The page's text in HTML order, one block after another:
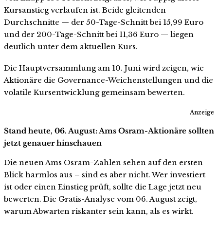
Kursanstieg verlaufen ist. Beide gleitenden
Durchschnitte — der 50-Tage-Schnitt bei 15,99 Euro
und der 200-Tage-Schnitt bei 11,36 Euro — liegen
deutlich unter dem aktuellen Kurs.
Die Hauptversammlung am 10. Juni wird zeigen, wie
Aktionäre die Governance-Weichenstellungen und die
volatile Kursentwicklung gemeinsam bewerten.
Anzeige
Stand heute, 06. August: Ams Osram-Aktionäre sollten
jetzt genauer hinschauen
Die neuen Ams Osram-Zahlen sehen auf den ersten
Blick harmlos aus – sind es aber nicht. Wer investiert
ist oder einen Einstieg prüft, sollte die Lage jetzt neu
bewerten. Die Gratis-Analyse vom 06. August zeigt,
warum Abwarten riskanter sein kann, als es wirkt.